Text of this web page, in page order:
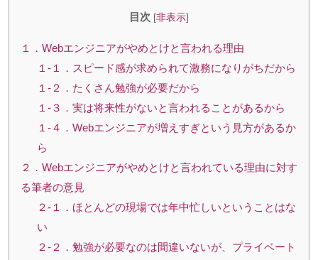
目次 [非表示]
１．Webエンジニアがやめとけと言われる理由
１-１．スピード感が求められて激務になりがちだから
１-２．たくさん勉強が必要だから
１-３．実は将来性がないと言われることがあるから
１-４．Webエンジニアが増えすぎという見方があるか
ら
２．Webエンジニアがやめとけと言われている理由に対す
る筆者の意見
２-１．ほとんどの現場では年中忙しいということはな
い
２-２．勉強が必要なのは間違いないが、プライベート